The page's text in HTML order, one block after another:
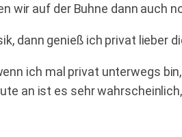
auf der Buhne dann auch
dann genieß ich privat lieber
ich mal privat unterwegs
an ist es sehr